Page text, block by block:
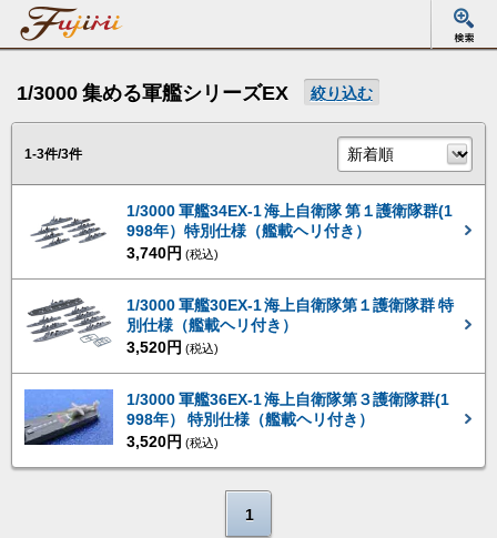
1/3000 集める軍艦シリーズEX 絞り込む
1-3件/3件
1/3000 軍艦34EX-1 海上自衛隊 第１護衛隊群(1
998年）特別仕様（艦載ヘリ付き）
3,740円 (税込)
1/3000 軍艦30EX-1 海上自衛隊第１護衛隊群 特
別仕様（艦載ヘリ付き）
3,520円 (税込)
1/3000 軍艦36EX-1 海上自衛隊第３護衛隊群(1
998年） 特別仕様（艦載ヘリ付き）
3,520円 (税込)
1